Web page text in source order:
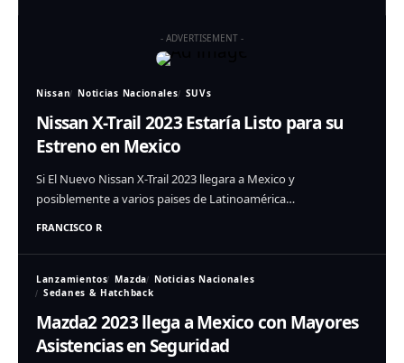
- ADVERTISEMENT -
Nissan Noticias Nacionales SUVs
Nissan X-Trail 2023 Estaría Listo para su
Estreno en Mexico
Si El Nuevo Nissan X-Trail 2023 llegara a Mexico y
posiblemente a varios paises de Latinoamérica…
FRANCISCO R
Lanzamientos Mazda
Noticias Nacionales
Sedanes & Hatchback
Mazda2 2023 llega a Mexico con Mayores
Asistencias en Seguridad